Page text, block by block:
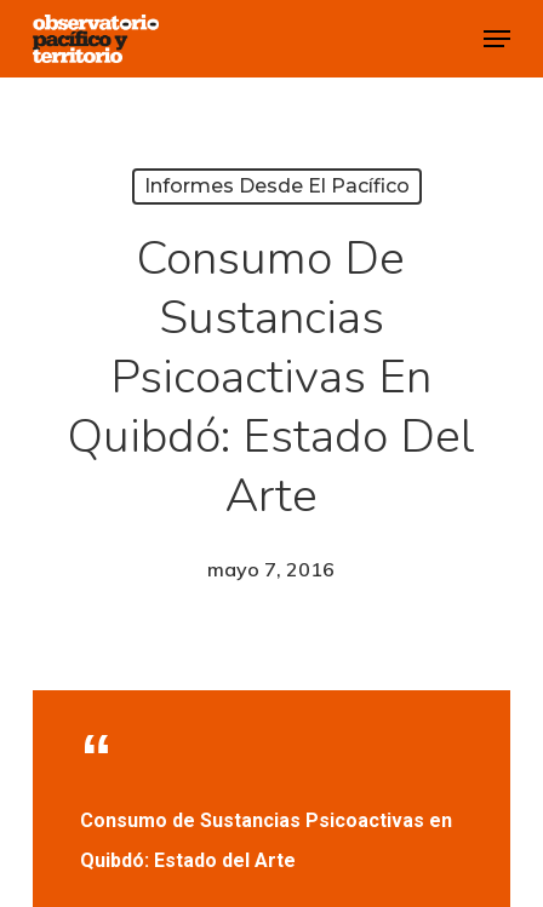
Skip
Menu
Informes Desde El Pacífico
Consumo De
Sustancias
Psicoactivas En
Quibdó: Estado Del
Arte
mayo 7, 2016
Consumo de Sustancias Psicoactivas en
Quibdó: Estado del Arte
Close